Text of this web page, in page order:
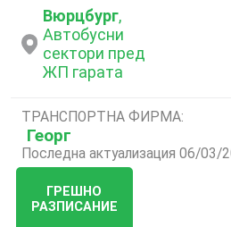
Вюрцбург,
Автобусни
сектори пред
ЖП гарата
ТРАНСПОРТНА ФИРМА:
Георг
Последна актуализация 06/03/
ГРЕШНО
РАЗПИСАНИЕ